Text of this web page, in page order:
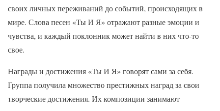
своих личных переживаний до событий, происходящих в
мире. Слова песен «Ты И Я» отражают разные эмоции и
чувства, и каждый поклонник может найти в них что-то
свое.
Награды и достижения «Ты И Я» говорят сами за себя.
Группа получила множество престижных наград за свои
творческие достижения. Их композиции занимают